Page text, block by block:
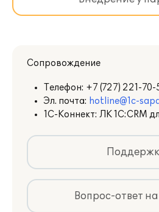
Определиться с
вашей CRM-системы и
помогутпартнеры-
опытом внедрения
1С:CRM.
Подробное описание
Сопровождение
Телефон: +7 (727) 221-70-
Эл. почта: hotline@1c-
1С-Коннект: ЛК 1С:CRM
Вопрос-ответ